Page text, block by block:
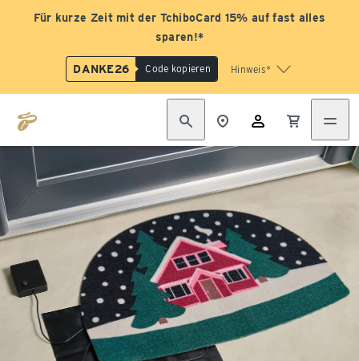
Für kurze Zeit mit der TchiboCard 15% auf fast alles
sparen!*
DANKE26 Code kopieren Hinweis*